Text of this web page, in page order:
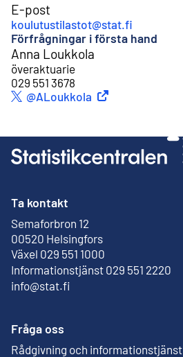
E-post
koulutustilastot@stat.fi
Förfrågningar i första hand
Anna Loukkola
överaktuarie
029 551 3678
Extern länkTwitter
@ALoukkola
Ta kontakt
Semaforbron 12
00520 Helsingfors
Extern länk
Växel 029 551 1000
Informationstjänst 029 551 2220
info@stat.fi
Fråga oss
Rådgivning och informationstjänst